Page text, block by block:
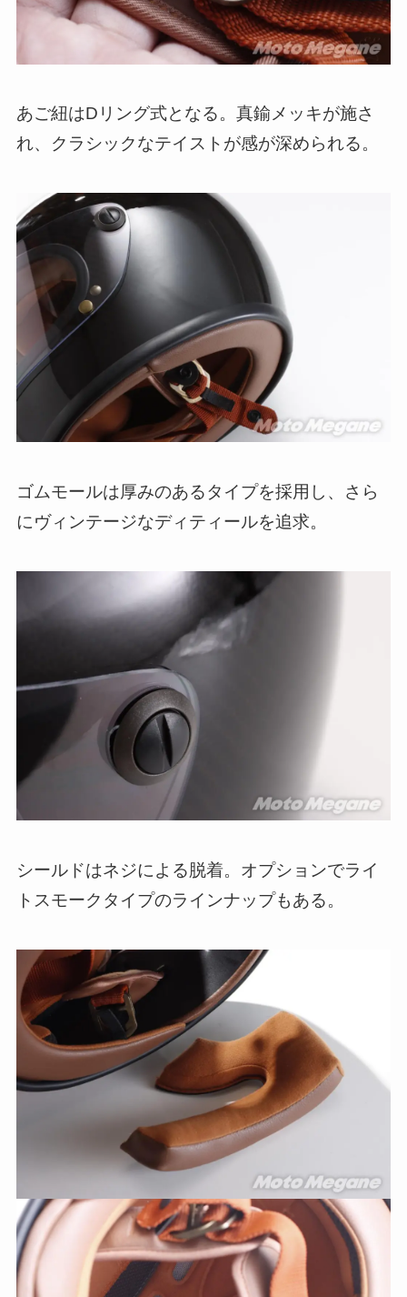
あご紐はDリング式となる。真鍮メッキが施さ
れ、クラシックなテイストが感が深められる。
ゴムモールは厚みのあるタイプを採用し、さら
にヴィンテージなディティールを追求。
シールドはネジによる脱着。オプションでライ
トスモークタイプのラインナップもある。